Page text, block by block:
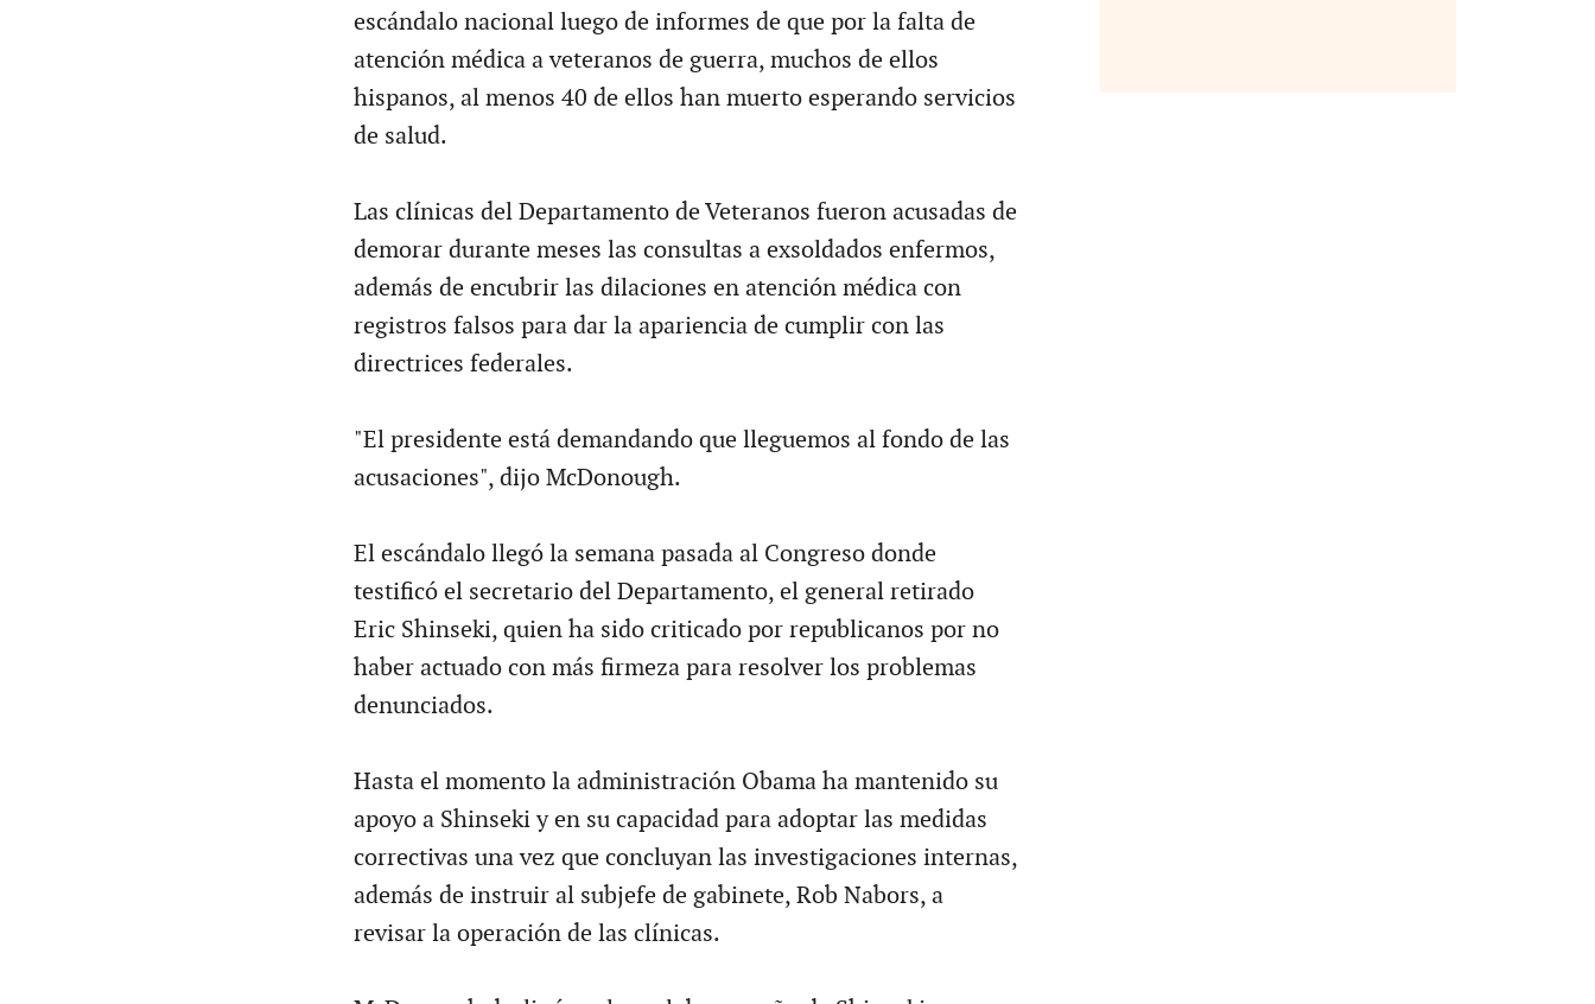
escándalo nacional luego de informes de que por la falta de
atención médica a veteranos de guerra, muchos de ellos
hispanos, al menos 40 de ellos han muerto esperando servicios
de salud.
Las clínicas del Departamento de Veteranos fueron acusadas de
demorar durante meses las consultas a exsoldados enfermos,
además de encubrir las dilaciones en atención médica con
registros falsos para dar la apariencia de cumplir con las
directrices federales.
"El presidente está demandando que lleguemos al fondo de las
acusaciones", dijo McDonough.
El escándalo llegó la semana pasada al Congreso donde
testificó el secretario del Departamento, el general retirado
Eric Shinseki, quien ha sido criticado por republicanos por no
haber actuado con más firmeza para resolver los problemas
denunciados.
Hasta el momento la administración Obama ha mantenido su
apoyo a Shinseki y en su capacidad para adoptar las medidas
correctivas una vez que concluyan las investigaciones internas,
además de instruir al subjefe de gabinete, Rob Nabors, a
revisar la operación de las clínicas.